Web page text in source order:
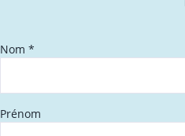
Nom *
Prénom